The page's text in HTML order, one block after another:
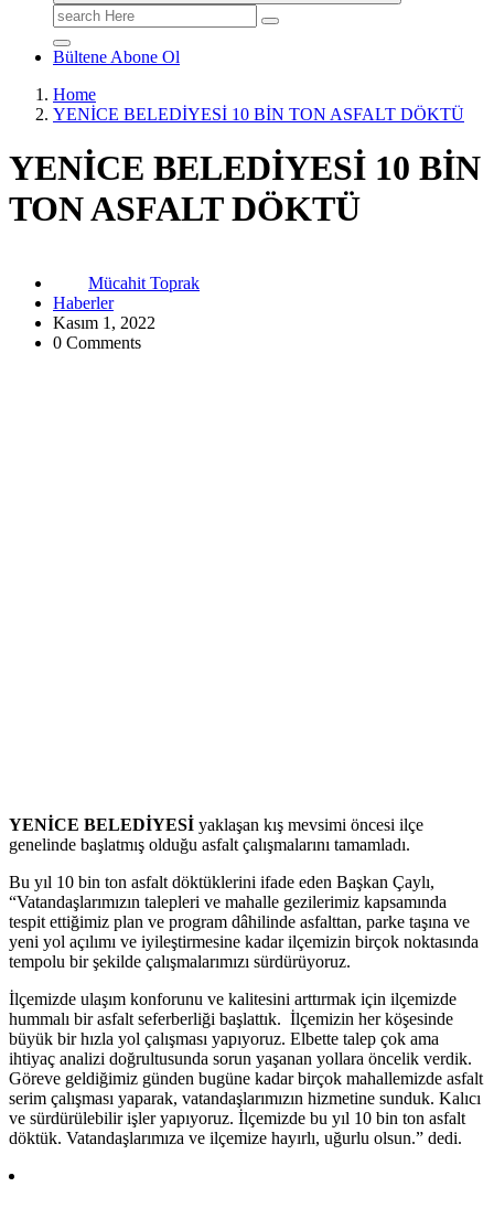
Search
for:
Bültene Abone Ol
Home
YENİCE BELEDİYESİ 10 BİN TON ASFALT DÖKTÜ
YENİCE BELEDİYESİ 10 BİN
TON ASFALT DÖKTÜ
Mücahit Toprak
Haberler
Kasım 1, 2022
0 Comments
YENİCE BELEDİYESİ yaklaşan kış mevsimi öncesi ilçe
genelinde başlatmış olduğu asfalt çalışmalarını tamamladı.
Bu yıl 10 bin ton asfalt döktüklerini ifade eden Başkan Çaylı,
“Vatandaşlarımızın talepleri ve mahalle gezilerimiz kapsamında
tespit ettiğimiz plan ve program dâhilinde asfalttan, parke taşına ve
yeni yol açılımı ve iyileştirmesine kadar ilçemizin birçok noktasında
tempolu bir şekilde çalışmalarımızı sürdürüyoruz.
İlçemizde ulaşım konforunu ve kalitesini arttırmak için ilçemizde
hummalı bir asfalt seferberliği başlattık. İlçemizin her köşesinde
büyük bir hızla yol çalışması yapıyoruz. Elbette talep çok ama
ihtiyaç analizi doğrultusunda sorun yaşanan yollara öncelik verdik.
Göreve geldiğimiz günden bugüne kadar birçok mahallemizde asfalt
serim çalışması yaparak, vatandaşlarımızın hizmetine sunduk. Kalıcı
ve sürdürülebilir işler yapıyoruz. İlçemizde bu yıl 10 bin ton asfalt
döktük. Vatandaşlarımıza ve ilçemize hayırlı, uğurlu olsun.” dedi.